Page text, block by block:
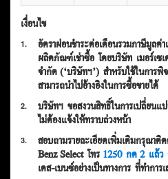
เงื่อนไข
1. อัตราผ่อนชำระต่อเดือนรวมภาษีมูลค่
ผลิตภัณฑ์เช่าซื้อ โดยบริษัท เมอร์เซ
จำกัด (‘บริษัทฯ’) สำหรับใช้ในการ
สามารถนำไปอ้างอิงในการซื้อขายได้
2. บริษัทฯ ขอสงวนสิทธิ์ในการเปลี่ยนแ
ไม่ต้องแจ้งให้ทราบล่วงหน้า
3. สอบถามรายละเอียดเพิ่มเติมกรุณา
Benz Select โทร1250 กด 2 แล้
เดส-เบนซ์อย่างเป็นทางการ ที่ทำกา